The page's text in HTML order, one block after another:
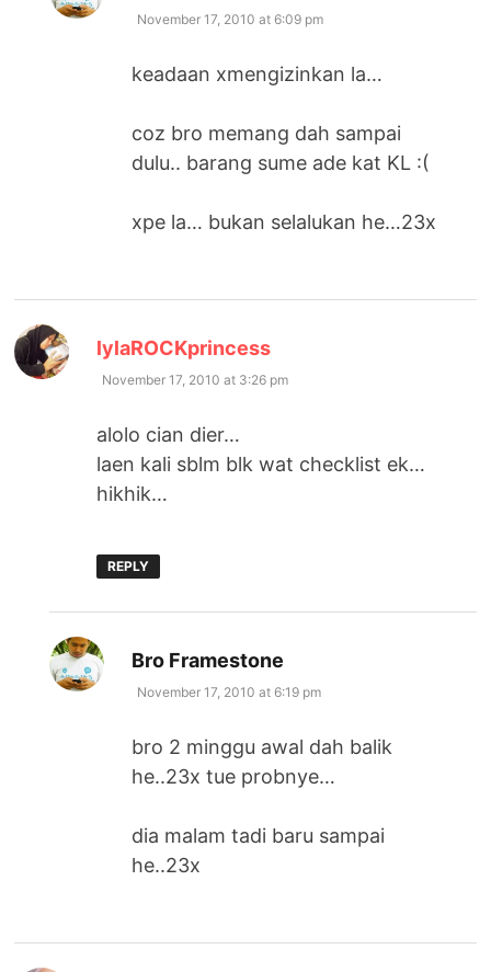
November 17, 2010 at 6:09 pm
keadaan xmengizinkan la…
coz bro memang dah sampai
dulu.. barang sume ade kat KL :(
xpe la… bukan selalukan he…23x
lylaROCKprincess
November 17, 2010 at 3:26 pm
alolo cian dier…
laen kali sblm blk wat checklist ek…
hikhik…
REPLY
Bro Framestone
November 17, 2010 at 6:19 pm
bro 2 minggu awal dah balik
he..23x tue probnye…
dia malam tadi baru sampai
he..23x